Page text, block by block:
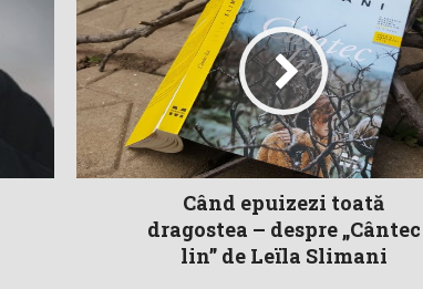
Când epuizezi toată
dragostea – despre „Cântec
lin” de Leïla Slimani